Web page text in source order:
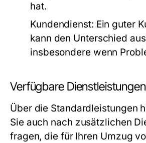
hat.
Kundendienst: Ein guter
kann den Unterschied
insbesondere wenn
Verfügbare Dienstleistungen
Über die Standardleistungen
Sie auch nach zusätzlichen
fragen, die für Ihren Umzug